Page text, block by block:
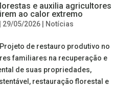
e auxilia agricultores
ao calor extremo
29/05/2026| Notícias
de restauro produtivo no
familiares na recuperação e
de suas propriedades,
restauração florestal e